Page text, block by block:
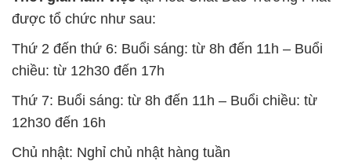
được tổ chức như sau:
Thứ 2 đến thứ 6: Buổi sáng: từ 8h đến 11h – Buổi
chiều: từ 12h30 đến 17h
Thứ 7: Buổi sáng: từ 8h đến 11h – Buổi chiều: từ
12h30 đến 16h
Chủ nhật: Nghỉ chủ nhật hàng tuần